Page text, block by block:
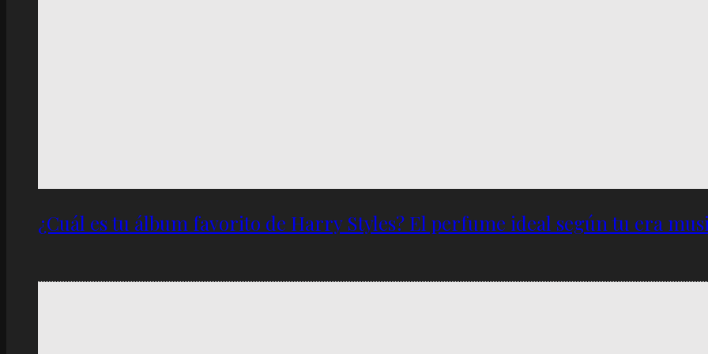
¿Cuál es tu álbum favorito de Harry Styles? El perfume ideal según tu era